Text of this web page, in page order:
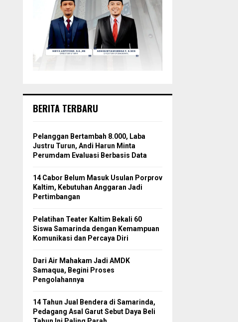
BERITA TERBARU
Pelanggan Bertambah 8.000, Laba
Justru Turun, Andi Harun Minta
Perumdam Evaluasi Berbasis Data
14 Cabor Belum Masuk Usulan Porprov
Kaltim, Kebutuhan Anggaran Jadi
Pertimbangan
Pelatihan Teater Kaltim Bekali 60
Siswa Samarinda dengan Kemampuan
Komunikasi dan Percaya Diri
Dari Air Mahakam Jadi AMDK
Samaqua, Begini Proses
Pengolahannya
14 Tahun Jual Bendera di Samarinda,
Pedagang Asal Garut Sebut Daya Beli